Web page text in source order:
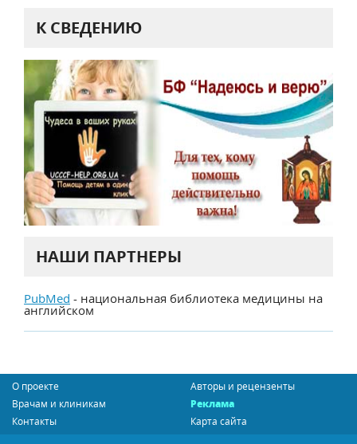
К СВЕДЕНИЮ
НАШИ ПАРТНЕРЫ
PubMed - национальная библиотека медицины на
английском
О проекте
Авторы и рецензенты
Врачам и клиникам
Реклама
Контакты
Карта сайта